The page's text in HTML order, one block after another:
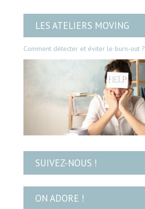
LES ATELIERS MOVING
Comment détecter et éviter le burn-out ?
SUIVEZ-NOUS !
ON ADORE !